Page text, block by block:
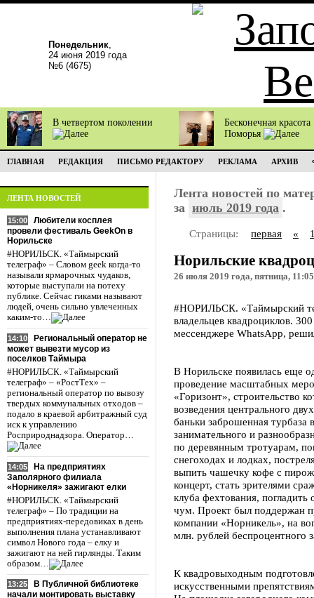
Понедельник,
24 июня 2019 года
№6 (4675)
В четвертом поколении
Бесконечная красота
Поморья
ГЛАВНАЯ РЕДАКЦИЯ ПИСЬМО РЕДАКТОРУ РЕКЛАМА АРХИВ
ЛЕНТА НОВОСТЕЙ
15:00
Любители косплея
провели фестиваль GeekOn в
Норильске
#НОРИЛЬСК. «Таймырский
телеграф» – Словом geek когда-то
называли ярмарочных чудаков,
которые выступали на потеху
публике. Сейчас гиками называют
людей, очень сильно увлеченных
каким-то…
14:10
Региональный оператор не
может вывезти мусор из
поселков Таймыра
#НОРИЛЬСК. «Таймырский
телеграф» – «РостТех» –
региональный оператор по вывозу
твердых коммунальных отходов –
подало в краевой арбитражный суд
иск к управлению
Росприроднадзора. Оператор…
14:05
На предприятиях
Заполярного филиала
«Норникеля» зажигают елки
#НОРИЛЬСК. «Таймырский
телеграф» – По традиции на
предприятиях-передовиках в день
выполнения плана устанавливают
символ Нового года – елку и
зажигают на ней гирлянды. Таким
образом…
13:25
В Публичной библиотеке
начали монтировать выставку
Лента новостей по
за июль 2019 года .
Страницы: первая «
Норильские
26 июля 2019 года, пятница, 11:05
#НОРИЛЬСК. «Таймырский
владельцев квадроциклов.
мессенджере WhatsApp,
В Норильске появилась еще
проведение масштабных
«Горизонт», строительство
возведения центрального
баньки заброшенная турбаза
занимательного и
по деревянным тротуарам,
снегоходах и лодках,
выпить чашечку кофе с
концерт, стать зрителями
клуба фехтования, погладить
чум. Проект был поддержан
компании «Норникель», на
млн. рублей беспроцентного
К квадровыходным
искусственными